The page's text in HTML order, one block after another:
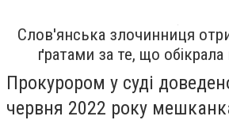
Слов'янська злочинниця
ґратами за те, що обікрала
Прокурором у суді
червня 2022 року